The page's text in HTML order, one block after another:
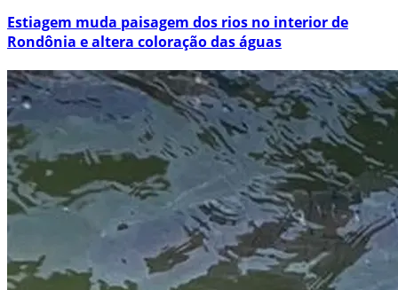
Estiagem muda paisagem dos rios no interior de
Rondônia e altera coloração das águas